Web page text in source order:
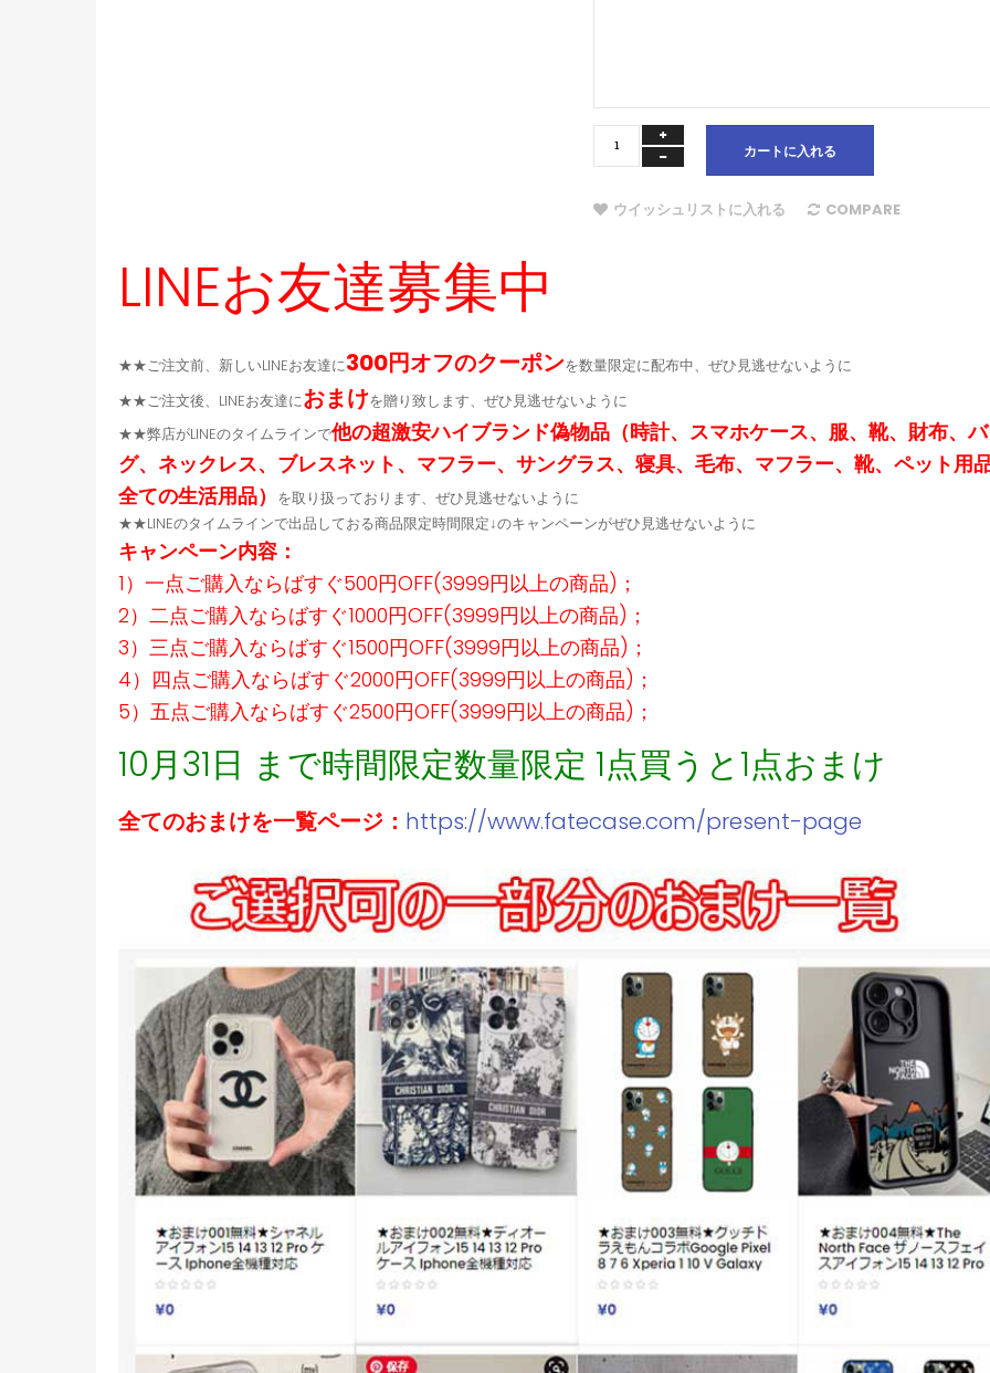
カートに入れる
ウイッシュリストに入れる COMPARE
LINEお友達募集中
★★ご注文前、新しいLINEお友達に300円オフのクーポンを数量限定に配布中、ぜひ見逃せないように
★★ご注文後、LINEお友達におまけを贈り致します、ぜひ見逃せないように
★★弊店がLINEのタイムラインで他の超激安ハイブランド偽物品（時計、スマホケース、服、靴、財布、
グ、ネックレス、ブレスネット、マフラー、サングラス、寝具、毛布、マフラー、靴、ペット用
全ての生活用品）
を取り扱っております、ぜひ見逃せないように
★★LINEのタイムラインで出品しておる商品限定時間限定↓のキャンペーンがぜひ見逃せないように
キャンペーン内容：
1）一点ご購入ならばすぐ500円OFF(3999円以上の商品)；
2）二点ご購入ならばすぐ1000円OFF(3999円以上の商品)；
3）三点ご購入ならばすぐ1500円OFF(3999円以上の商品)；
4）四点ご購入ならばすぐ2000円OFF(3999円以上の商品)；
5）五点ご購入ならばすぐ2500円OFF(3999円以上の商品)；
10月31日 まで時間限定数量限定 1点買うと1点おまけ
全てのおまけを一覧ページ： https://www.fatecase.com/present-page